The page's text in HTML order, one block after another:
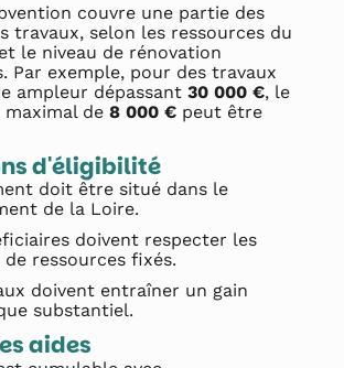
couvre une partie des
travaux, selon les ressources du
le niveau de rénovation
Par exemple, pour des travaux
ampleur dépassant 30 000 €, le
de 8 000 € peut être
d'éligibilité
doit être situé dans le
de la Loire.
doivent respecter les
ressources fixés.
doivent entraîner un gain
substantiel.
aides